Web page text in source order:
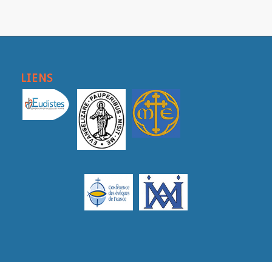
LIENS